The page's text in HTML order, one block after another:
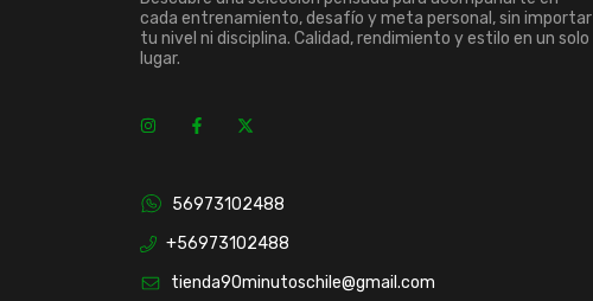
cada entrenamiento, desafío y meta personal, sin importar
tu nivel ni disciplina. Calidad, rendimiento y estilo en un solo
lugar.
56973102488
+56973102488
tienda90minutoschile@gmail.com